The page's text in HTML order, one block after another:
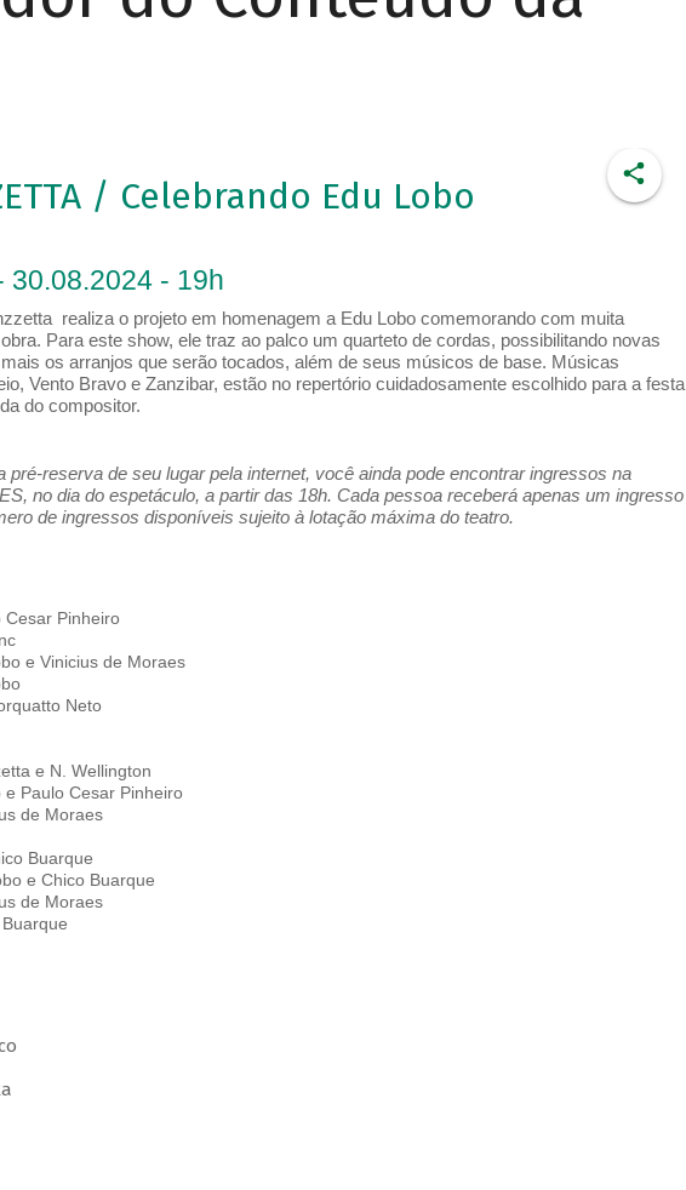
/ Celebrando Edu Lobo
30.08.2024 - 19h
realiza o projeto em homenagem a Edu Lobo comemorando com muita
Para este show, ele traz ao palco um quarteto de cordas, possibilitando novas
os arranjos que serão tocados, além de seus músicos de base. Músicas
Vento Bravo e Zanzibar, estão no repertório cuidadosamente escolhido para a festa
do compositor.
pré-reserva de seu lugar pela internet, você ainda pode encontrar ingressos na
no dia do espetáculo, a partir das 18h. Cada pessoa receberá apenas um ingresso
de ingressos disponíveis sujeito à lotação máxima do teatro.
Cesar Pinheiro
e Vinicius de Moraes
Neto
e N. Wellington
Paulo Cesar Pinheiro
de Moraes
Buarque
e Chico Buarque
de Moraes